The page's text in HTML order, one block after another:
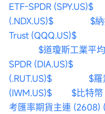
ETF-SPDR (SPY.US)$
(.NDX.US)$
$
Trust (QQQ.US)$
$道瓊斯工業平
SPDR (DIA.US)$
(.RUT.US)$
$羅
(IWM.US)$
$比特幣
考匯率期貨主連 (2608)